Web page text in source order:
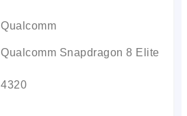
Qualcomm
Qualcomm Snapdragon 8 Elite
4320